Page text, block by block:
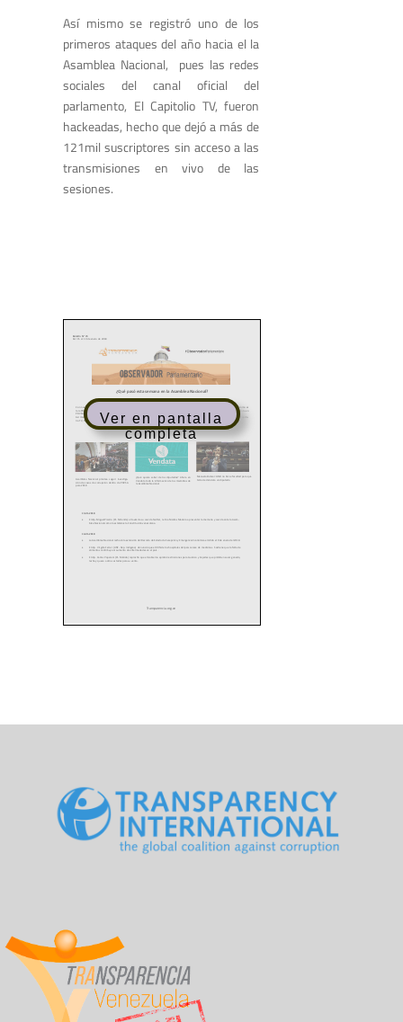
Así mismo se registró uno de los
primeros ataques del año hacia el la
Asamblea Nacional, pues las redes
sociales del canal oficial del
parlamento, El Capitolio TV, fueron
hackeadas, hecho que dejó a más de
121mil suscriptores sin acceso a las
transmisiones en vivo de las
sesiones.
Ver en pantalla
completa